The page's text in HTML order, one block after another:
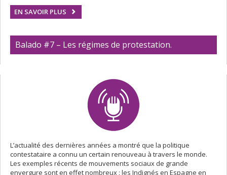
EN SAVOIR PLUS
Balado #7 – Les régimes de protestation.
L’actualité des dernières années a montré que la politique
contestataire a connu un certain renouveau à travers le monde.
Les exemples récents de mouvements sociaux de grande
envergure sont en effet nombreux : les Indignés en Espagne en